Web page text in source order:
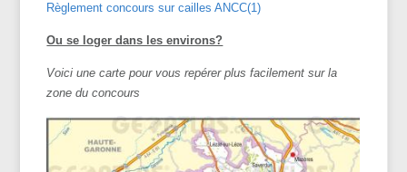
Règlement concours sur cailles ANCC(1)
Ou se loger dans les environs?
Voici une carte pour vous repérer plus facilement sur la
zone du concours